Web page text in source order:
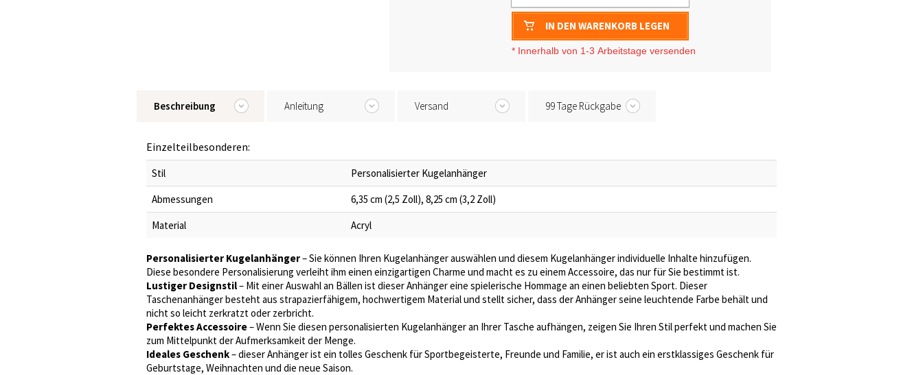
IN DEN WARENKORB LEGEN
* Innerhalb von 1-3 Arbeitstage versenden
Beschreibung Anleitung Versand 99 Tage Rückgabe
Einzelteilbesonderen:
Stil
Personalisierter Kugelanhänger
Abmessungen
6,35 cm (2,5 Zoll), 8,25 cm (3,2 Zoll)
Material
Acryl
Personalisierter Kugelanhänger– Sie können Ihren Kugelanhänger auswählen und diesem Kugelanhänger individuelle Inhalte hinzufügen.
Diese besondere Personalisierung verleiht ihm einen einzigartigen Charme und macht es zu einem Accessoire, das nur für Sie bestimmt ist.
Lustiger Designstil– Mit einer Auswahl an Bällen ist dieser Anhänger eine spielerische Hommage an einen beliebten Sport. Dieser
Taschenanhänger besteht aus strapazierfähigem, hochwertigem Material und stellt sicher, dass der Anhänger seine leuchtende Farbe behält und
nicht so leicht zerkratzt oder zerbricht.
Perfektes Accessoire– Wenn Sie diesen personalisierten Kugelanhänger an Ihrer Tasche aufhängen, zeigen Sie Ihren Stil perfekt und machen Sie
zum Mittelpunkt der Aufmerksamkeit der Menge.
Ideales Geschenk– dieser Anhänger ist ein tolles Geschenk für Sportbegeisterte, Freunde und Familie, er ist auch ein erstklassiges Geschenk für
Geburtstage, Weihnachten und die neue Saison.